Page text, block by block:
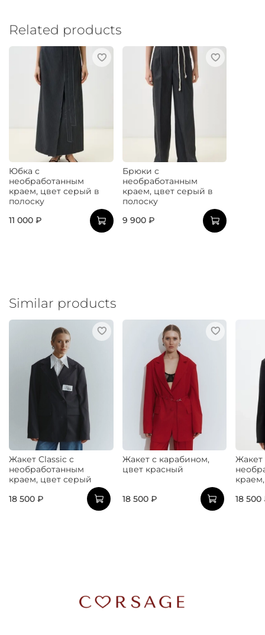
Related products
Юбка с
необработанным
краем, цвет серый в
полоску
11 000 ₽
Брюки с
необработанным
краем, цвет серый в
полоску
9 900 ₽
Similar products
Жакет Classic с
необработанным
краем, цвет серый
18 500 ₽
Жакет с карабином,
цвет красный
18 500 ₽
Жакет
18 500